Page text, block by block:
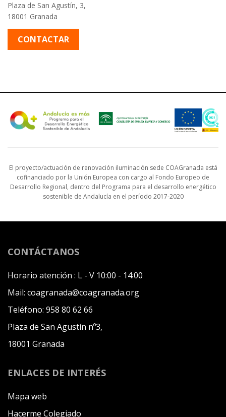
Plaza de San Agustín, 3,
18001 Granada
CONTACTAR
El proyecto/actuación de renovación iluminación sede COAGranada está
cofinanciado por la Unión Europea con cargo al Fondo Europeo de
Desarrollo Regional, dentro del Programa para el desarrollo energético
sostenible de Andalucía en el período 2017-2020
CONTÁCTANOS
Horario atención : L - V 10:00 - 14:00
Mail: coagranada@coagranada.org
Teléfono: 958 80 62 66
Plaza de San Agustín nº3,
18001 Granada
ENLACES DE INTERÉS
Mapa web
Hacerme Colegiado